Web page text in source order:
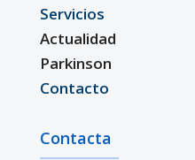
Servicios
Actualidad
Parkinson
Contacto
Contacta